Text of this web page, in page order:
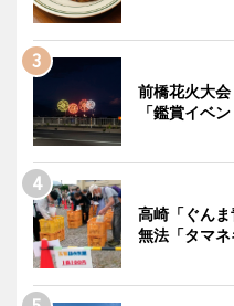
前橋花火大
「鑑賞イベ
高崎「ぐん
無法「タマ